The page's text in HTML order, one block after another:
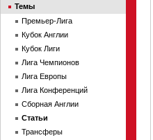
Темы
Премьер-Лига
Кубок Англии
Кубок Лиги
Лига Чемпионов
Лига Европы
Лига Конференций
Сборная Англии
Статьи
Трансферы